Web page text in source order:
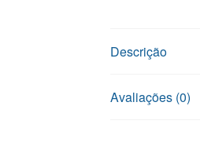
Descrição
Avaliações (0)